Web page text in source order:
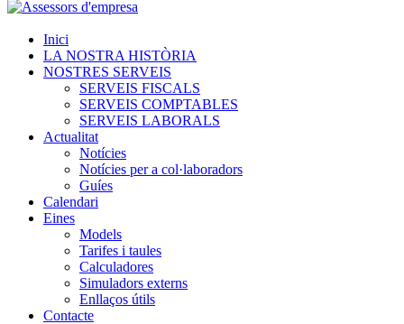
Inici
LA NOSTRA HISTÒRIA
NOSTRES SERVEIS
SERVEIS FISCALS
SERVEIS COMPTABLES
SERVEIS LABORALS
Actualitat
Notícies
Notícies per a col·laboradors
Guíes
Calendari
Eines
Models
Tarifes i taules
Calculadores
Simuladors externs
Enllaços útils
Contacte